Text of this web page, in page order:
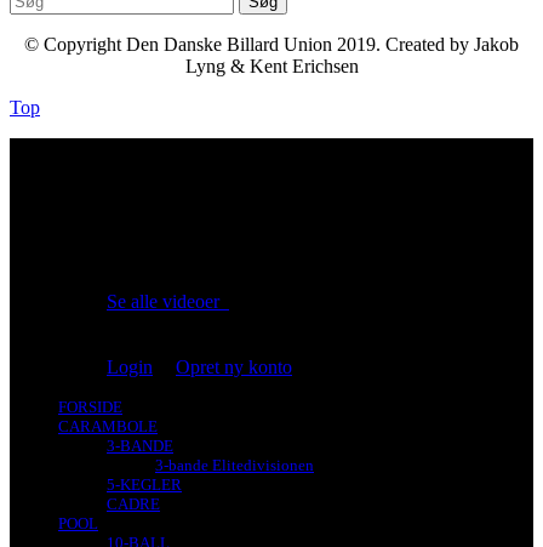
© Copyright Den Danske Billard Union 2019. Created by Jakob
Lyng & Kent Erichsen
Top
Se alle videoer
Login
Opret ny konto
FORSIDE
CARAMBOLE
3-BANDE
3-bande Elitedivisionen
5-KEGLER
CADRE
POOL
10-BALL